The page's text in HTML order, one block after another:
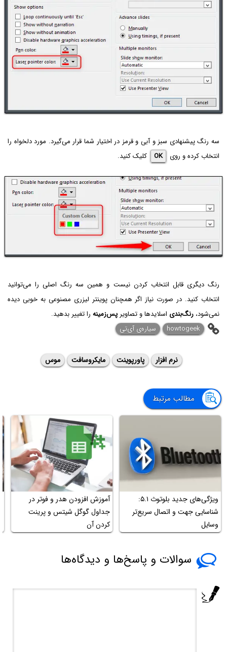
سه رنگ پیشنهادی سبز و آبی و قرمز در اختیار شما قرار می‌گیرد. مورد دلخواه را
انتخاب کرده و روی
OK کلیک کنید.
رنگ دیگری قابل انتخاب کردن نیست و همین سه رنگ اصلی را می‌توانید
انتخاب کنید. در صورت نیاز اگر همچنان پوینتر لیزری مصنوعی به خوبی دیده
نمی‌شود، رنگ‌بندی اسلایدها و تصاویر پس‌زمینه را تغییر بدهید.
howtogeek
سیاره‌ی ‌آی‌تی
نرم افزار پاورپوینت مایکروسافت موس
مطالب مرتبط
ویژگی‌های جدید بلوتوث ۵.۱:
شناسایی جهت و اتصال سریع‌تر
وسایل
آموزش افزودن هدر و فوتر در
جداول گوگل شیتس و پرینت
کردن آن
سوالات و پاسخ‌ها و دیدگاه‌ها